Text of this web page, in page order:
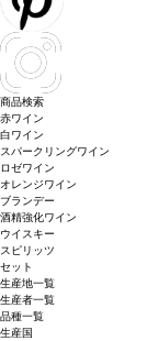
商品検索
赤ワイン
白ワイン
スパークリングワイン
ロゼワイン
オレンジワイン
ブランデー
酒精強化ワイン
ウイスキー
スピリッツ
セット
生産地一覧
生産者一覧
品種一覧
生産国